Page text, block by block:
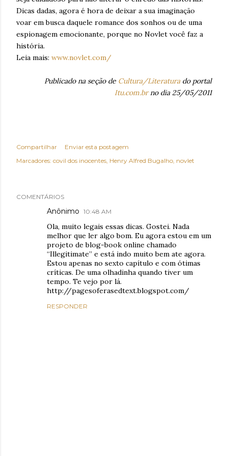
Dicas dadas, agora é hora de deixar a sua imaginação
voar em busca daquele romance dos sonhos ou de uma
espionagem emocionante, porque no Novlet você faz a
história.
Leia mais: www.novlet.com/
Publicado na seção de Cultura/Literaturado portal
Itu.com.brno dia 25/05/2011
Compartilhar
Enviar esta postagem
Marcadores: covil dos inocentes Henry Alfred Bugalho novlet
COMENTÁRIOS
Anônimo 10:48 AM
Ola, muito legais essas dicas. Gostei. Nada
melhor que ler algo bom. Eu agora estou em um
projeto de blog-book online chamado
“Illegitimate” e está indo muito bem ate agora.
Estou apenas no sexto capítulo e com ótimas
críticas. De uma olhadinha quando tiver um
tempo. Te vejo por lá.
http://pagesoferasedtext.blogspot.com/
RESPONDER